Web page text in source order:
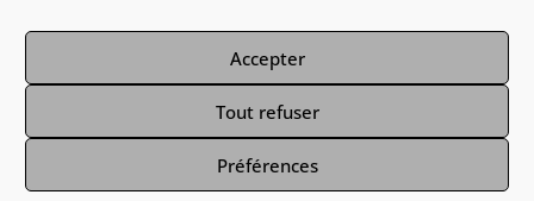
Accepter
Tout refuser
Préférences